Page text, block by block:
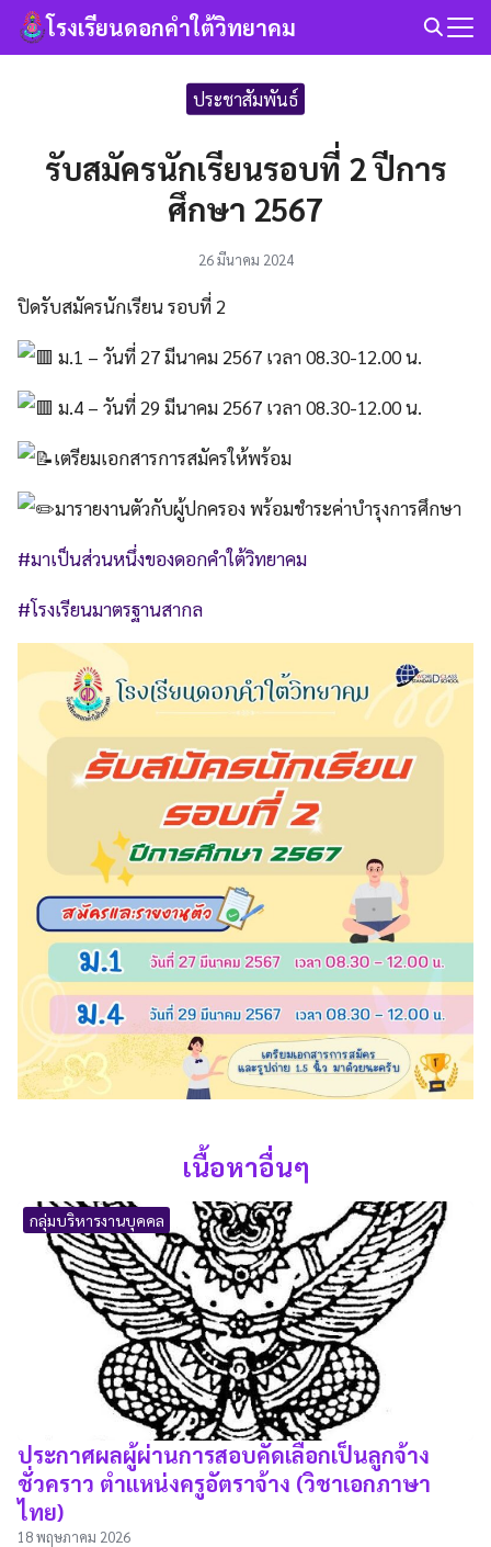
Skip
โรงเรียนดอกคำใต้วิทยาคม
ประชาสัมพันธ์
รับสมัครนักเรียนรอบที่ 2 ปีการ
ศึกษา 2567
26 มีนาคม 2024
ปิดรับสมัครนักเรียน รอบที่ 2
ม.1 – วันที่ 27 มีนาคม 2567 เวลา 08.30-12.00 น.
ม.4 – วันที่ 29 มีนาคม 2567 เวลา 08.30-12.00 น.
เตรียมเอกสารการสมัครให้พร้อม
มารายงานตัวกับผู้ปกครอง พร้อมชำระค่าบำรุงการศึกษา
#มาเป็นส่วนหนึ่งของดอกคำใต้วิทยาคม
#โรงเรียนมาตรฐานสากล
เนื้อหาอื่นๆ
กลุ่มบริหารงานบุคคล
ประกาศผลผู้ผ่านการสอบคัดเลือกเป็นลูกจ้าง
ชั่วคราว ตำแหน่งครูอัตราจ้าง (วิชาเอกภาษา
ไทย)
18 พฤษภาคม 2026